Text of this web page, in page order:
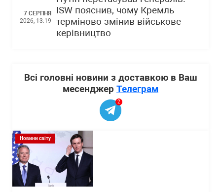
7 СЕРПНЯ
2026, 13:19
ISW пояснив, чому Кремль
терміново змінив військове
керівництво
Всі головні новини з доставкою в Ваш
месенджер Телеграм
2
Новини світу